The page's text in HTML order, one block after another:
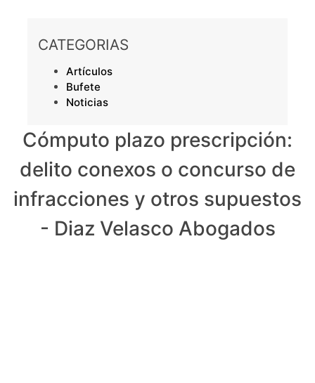
CATEGORIAS
Artículos
Bufete
Noticias
Cómputo plazo prescripción:
delito conexos o concurso de
infracciones y otros supuestos
- Diaz Velasco Abogados